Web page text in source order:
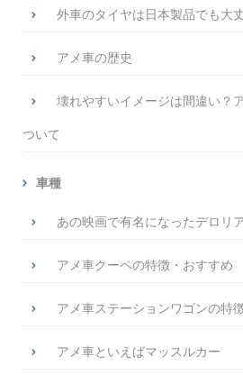
外車のタイヤは日本製品でも大
アメ車の歴史
壊れやすいイメージは間違い？
ついて
車種
あの映画で有名になったデロリ
アメ車クーペの特徴・おすすめ
アメ車ステーションワゴンの特
アメ車といえばマッスルカー